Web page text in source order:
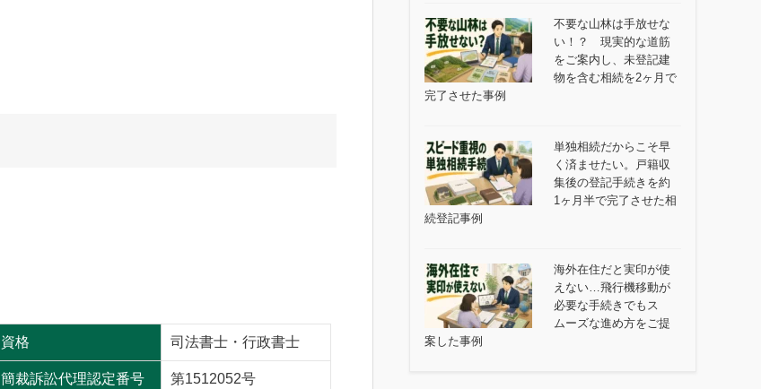
資格 司法書士・行政書士
簡裁訴訟代理認定番号 第1512052号
不要な山林は手放せな
い！？ 現実的な道筋
をご案内し、未登記建
物を含む相続を2ヶ月で
完了させた事例
単独相続だからこそ早
く済ませたい。戸籍収
集後の登記手続きを約
1ヶ月半で完了させた相
続登記事例
海外在住だと実印が使
えない…飛行機移動が
必要な手続きでもス
ムーズな進め方をご提
案した事例